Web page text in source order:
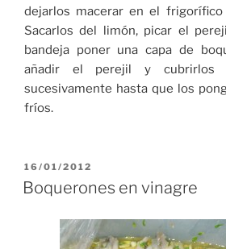
dejarlos macerar en el
Sacarlos del limón, picar el
bandeja poner una capa de
añadir el perejil y
sucesivamente hasta que los
fríos.
PUBLICADO
EL
16/01/2012
Boquerones en vinagre